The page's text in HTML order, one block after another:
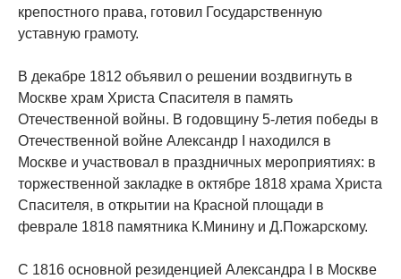
крепостного права, готовил Государственную
уставную грамоту.
В декабре 1812 объявил о решении воздвигнуть в
Москве храм Христа Спасителя в память
Отечественной войны. В годовщину 5-летия победы в
Отечественной войне Александр I находился в
Москве и участвовал в праздничных мероприятиях: в
торжественной закладке в октябре 1818 храма Христа
Спасителя, в открытии на Красной площади в
феврале 1818 памятника К.Минину и Д.Пожарскому.
С 1816 основной резиденцией Александра I в Москве